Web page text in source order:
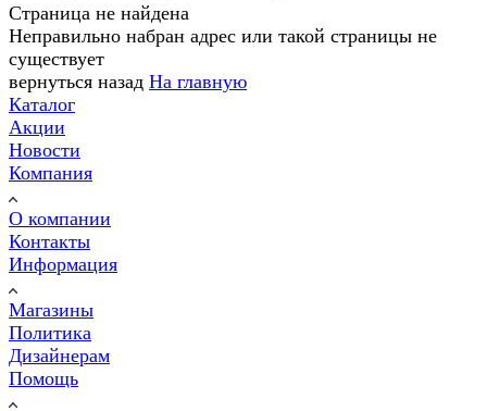
Страница не найдена
Неправильно набран адрес или такой страницы не
существует
вернуться назад На главную
Каталог
Акции
Новости
Компания
О компании
Контакты
Информация
Магазины
Политика
Дизайнерам
Помощь